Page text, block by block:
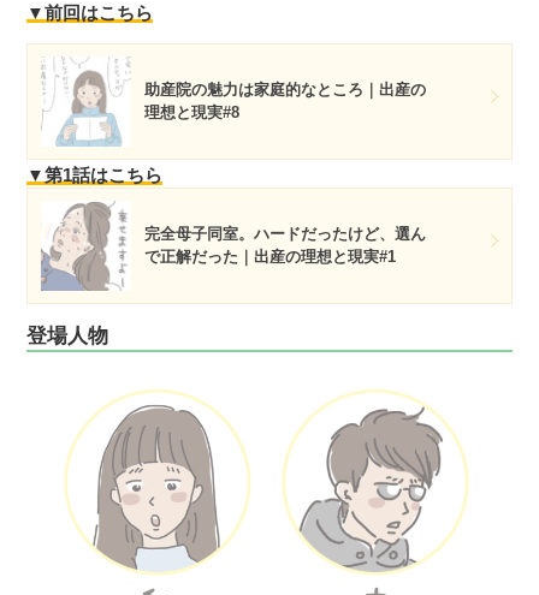
▼前回はこちら
助産院の魅力は家庭的なところ｜出産の
理想と現実#8
▼第1話はこちら
完全母子同室。ハードだったけど、選ん
で正解だった｜出産の理想と現実#1
登場人物